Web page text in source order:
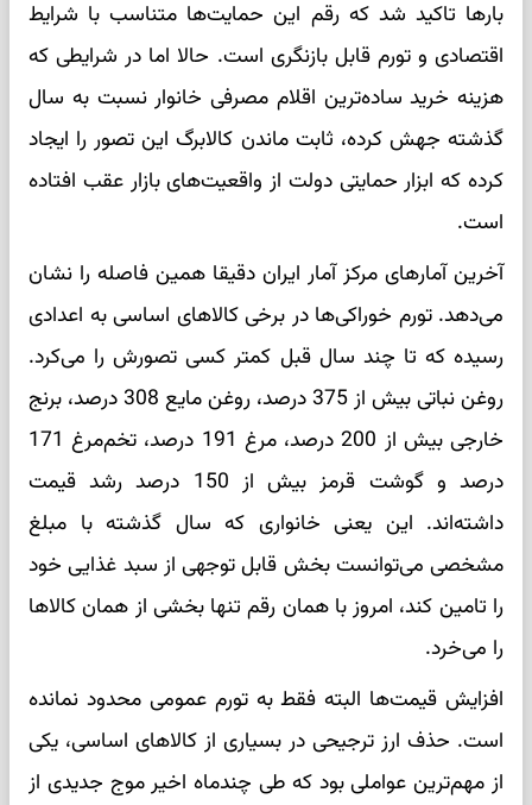
بارها تاکید شد که رقم این حمایت‌ها متناسب با شرایط
اقتصادی و تورم قابل بازنگری است. حالا اما در شرایطی که
هزینه خرید ساده‌ترین اقلام مصرفی خانوار نسبت به سال
گذشته جهش کرده، ثابت ماندن کالابرگ این تصور را ایجاد
کرده که ابزار حمایتی دولت از واقعیت‌های بازار عقب افتاده
است.
آخرین آمارهای مرکز آمار ایران دقیقا همین فاصله را نشان
می‌دهد. تورم خوراکی‌ها در برخی کالاهای اساسی به اعدادی
رسیده که تا چند سال قبل کمتر کسی تصورش را می‌کرد.
روغن نباتی بیش از 375 درصد، روغن مایع 308 درصد، برنج
خارجی بیش از 200 درصد، مرغ 191 درصد، تخم‌مرغ 171
درصد و گوشت قرمز بیش از 150 درصد رشد قیمت
داشته‌اند. این یعنی خانواری که سال گذشته با مبلغ
مشخصی می‌توانست بخش قابل توجهی از سبد غذایی خود
را تامین کند، امروز با همان رقم تنها بخشی از همان کالاها
را می‌خرد.
افزایش قیمت‌ها البته فقط به تورم عمومی محدود نمانده
است. حذف ارز ترجیحی در بسیاری از کالاهای اساسی، یکی
از مهم‌ترین عواملی بود که طی چندماه اخیر موج جدیدی از